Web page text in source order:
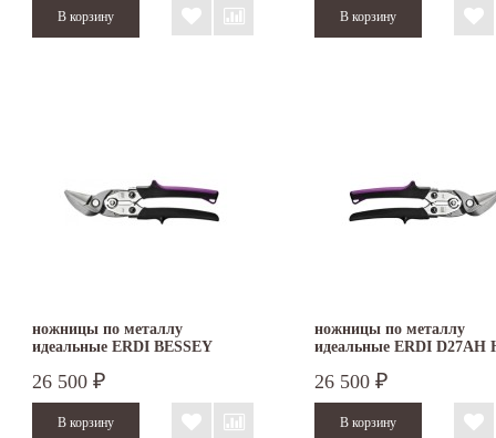
ножницы по металлу
идеальные ERDI BESSEY
26 500 ₽
ножницы по металлу
идеальные ERDI D27AH
26 500 ₽